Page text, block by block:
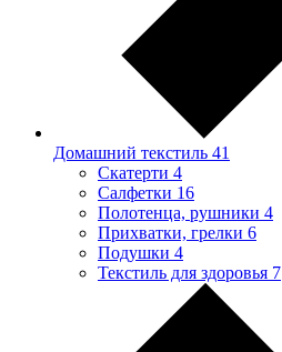
Домашний текстиль 41
Скатерти 4
Салфетки 16
Полотенца, рушники 4
Прихватки, грелки 6
Подушки 4
Текстиль для здоровья 7